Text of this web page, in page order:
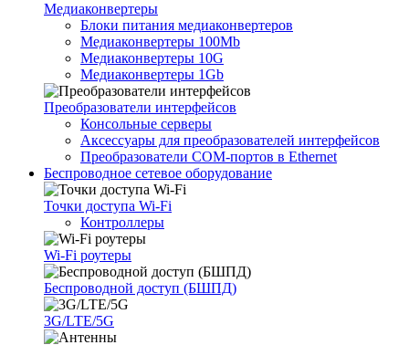
Медиаконвертеры
Блоки питания медиаконвертеров
Медиаконвертеры 100Mb
Медиаконвертеры 10G
Медиаконвертеры 1Gb
Преобразователи интерфейсов
Консольные серверы
Аксессуары для преобразователей интерфейсов
Преобразователи COM-портов в Ethernet
Беспроводное сетевое оборудование
Точки доступа Wi-Fi
Контроллеры
Wi-Fi роутеры
Беспроводной доступ (БШПД)
3G/LTE/5G